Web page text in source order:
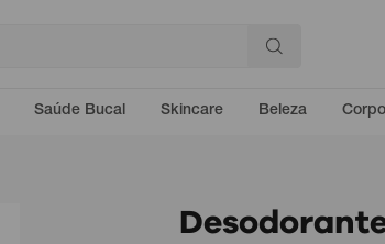
Saúde Bucal Skincare Beleza Corpo